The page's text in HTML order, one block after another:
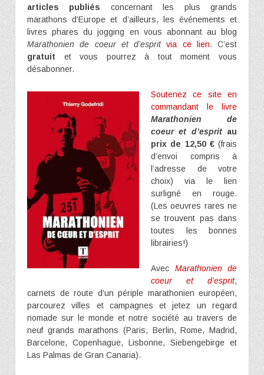
articles publiés concernant les plus grands
marathons d’Europe et d’ailleurs, les événements et
livres phares du jogging en vous abonnant au blog
Marathonien de coeur et d’esprit via ce lien. C’est
gratuit et vous pourrez à tout moment vous
désabonner.
Soutenez ce site en
commandant le livre
Marathonien de
coeur et d’espritau
prix de 12,50 €(frais
d’envoi compris à
l’adresse de votre
choix) via le lien
surligné en rouge.
(Les oeuvres rares ne
se trouvent pas dans
toutes les bonnes
librairies!)
Avec Marathonien de
coeur et d’esprit,
carnets de route d’un périple marathonien européen,
parcourez villes et campagnes et jetez un regard
nomade sur le monde et notre société au travers de
neuf grands marathons (Paris, Berlin, Rome, Madrid,
Barcelone, Copenhague, Lisbonne, Siebengebirge et
Las Palmas de Gran Canaria).